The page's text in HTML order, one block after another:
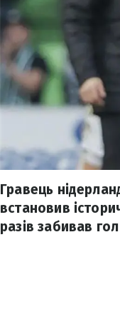
Гравець
встановив
разів забивав